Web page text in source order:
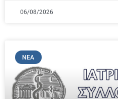
06/08/2026
ΝΈΑ